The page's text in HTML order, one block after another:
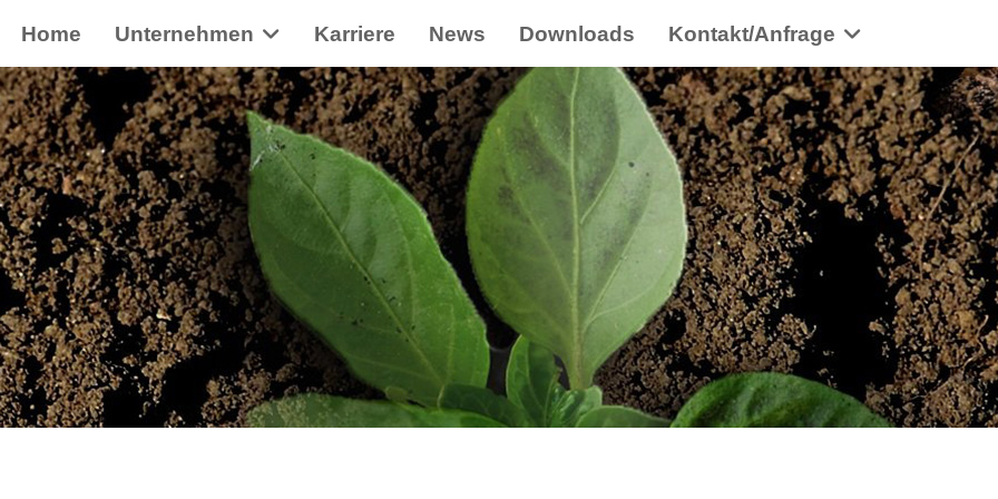
Home Unternehmen Karriere News Downloads Kontakt/Anfrage